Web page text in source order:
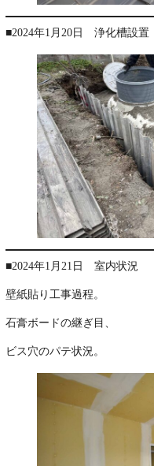
■2024年1月20日 浄化槽設置
■2024年1月21日 室内状況
壁紙貼り工事過程。
石膏ボードの継ぎ目、
ビス穴のパテ状況。